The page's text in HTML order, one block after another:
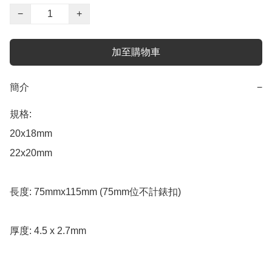
−
+
加至購物車
簡介 −
規格:
20x18mm
22x20mm
長度: 75mmx115mm (75mm位不計錶扣)
厚度: 4.5 x 2.7mm